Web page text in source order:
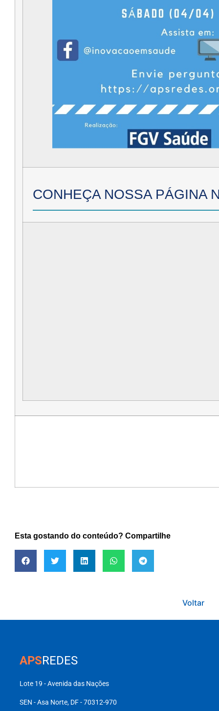
CONHEÇA NOSSA PÁGINA
Esta gostando do conteúdo? Compartilhe
Voltar
APSREDES
Lote 19 - Avenida das Nações
SEN - Asa Norte, DF - 70312-970